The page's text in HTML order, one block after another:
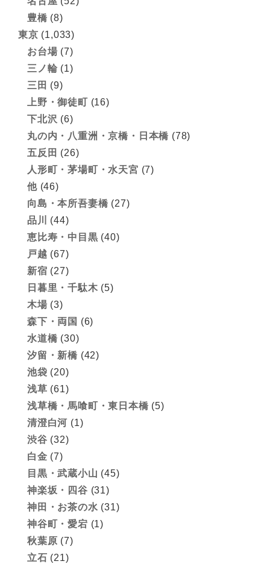
豊橋 (8)
東京 (1,033)
お台場 (7)
三ノ輪 (1)
三田 (9)
上野・御徒町 (16)
下北沢 (6)
丸の内・八重洲・京橋・日本橋 (78)
五反田 (26)
人形町・茅場町・水天宮 (7)
他(46)
向島・本所吾妻橋 (27)
品川
(44)
恵比寿・中目黒 (40)
戸越 (67)
新宿 (27)
日暮里・千駄木 (5)
木場 (3)
森下・両国 (6)
水道橋 (30)
汐留・新橋 (42)
池袋 (20)
浅草 (61)
浅草橋・馬喰町・東日本橋 (5)
清澄白河 (1)
渋谷 (32)
白金 (7)
目黒・武蔵小山 (45)
神楽坂・四谷 (31)
神田・お茶の水 (31)
神谷町・愛宕 (1)
秋葉原 (7)
立石 (21)